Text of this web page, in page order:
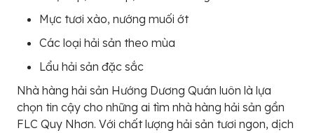
Mực tươi xào, nướng muối ớt
Các loại hải sản theo mùa
Lẩu hải sản đặc sắc
Nhà hàng hải sản Hướng Dương Quán luôn là lựa
chọn tin cậy cho những ai tìm nhà hàng hải sản gần
FLC Quy Nhơn. Với chất lượng hải sản tươi ngon, dịch